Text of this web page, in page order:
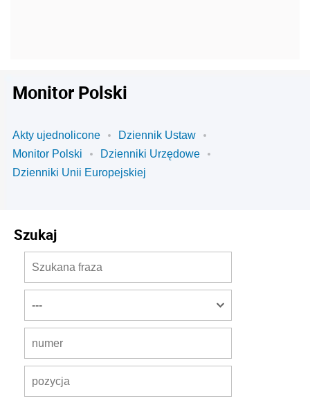
Monitor Polski
Akty ujednolicone
Dziennik Ustaw
Monitor Polski
Dzienniki Urzędowe
Dzienniki Unii Europejskiej
Szukaj